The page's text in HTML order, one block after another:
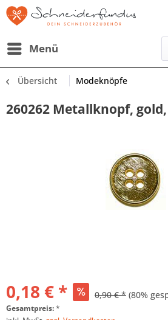
Menü
Übersicht Modeknöpfe
260262 Metallknopf,
0,18 € * 0,90 € * (80%
Gesamtpreis:*